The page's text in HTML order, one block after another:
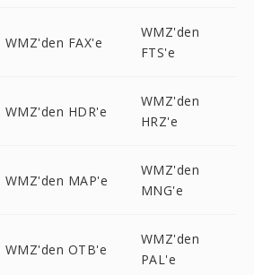
WMZ'den FAX'e
WMZ'den
FTS'e
WMZ'den HDR'e
WMZ'den
HRZ'e
WMZ'den MAP'e
WMZ'den
MNG'e
WMZ'den OTB'e
WMZ'den
PAL'e